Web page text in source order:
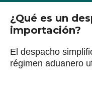
¿Qué es un
importación?
El despacho
régimen aduanero